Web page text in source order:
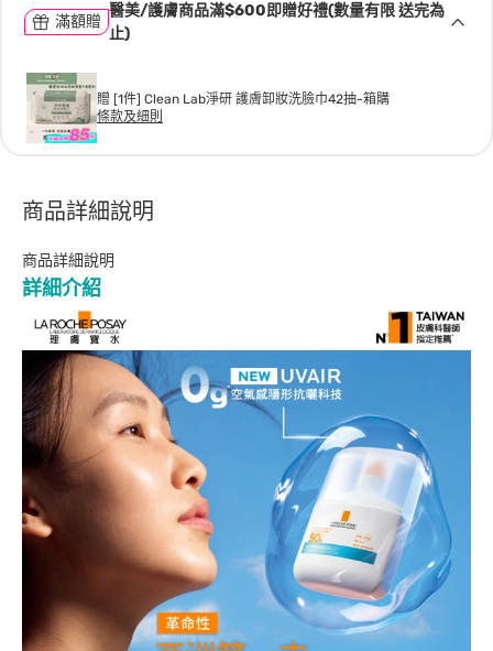
滿額贈
醫美/護膚商品滿$600即贈好禮(數量有限 送完為
止)
贈 [1件] Clean Lab淨研 護膚卸妝洗臉巾42抽-箱購
條款及細則
商品詳細說明
商品詳細說明
詳細介紹